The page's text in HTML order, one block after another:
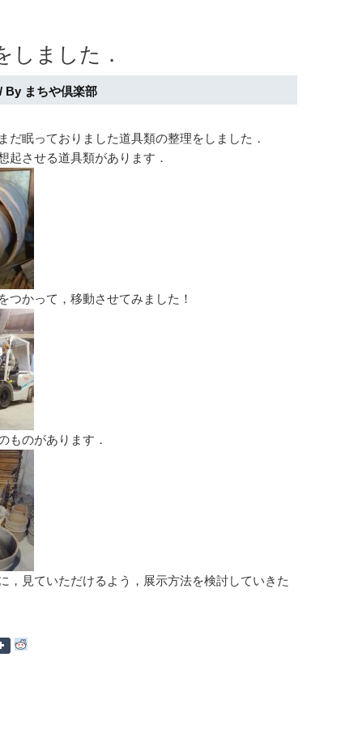
しました．
/ By まちや倶楽部
眠っておりました道具類の整理をしました．
起させる道具類があります．
つかって，移動させてみました！
ものがあります．
，見ていただけるよう，展示方法を検討していきた